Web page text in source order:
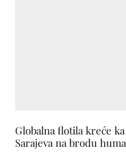
Globalna flotila kreće
Sarajeva na brodu